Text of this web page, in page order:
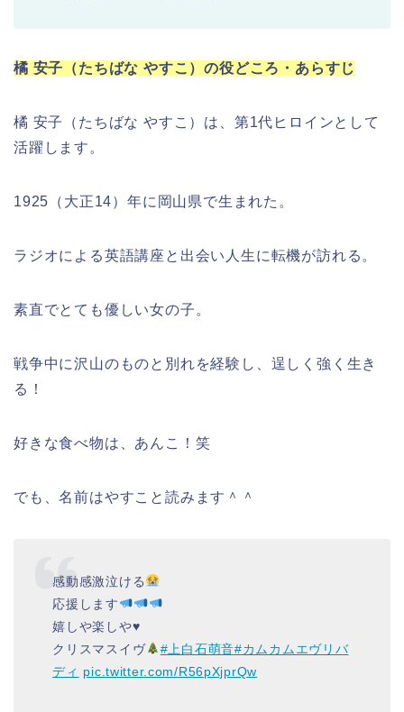
橘 安子（たちばな やすこ）の役どころ・あらすじ
橘 安子（たちばな やすこ）は、第1代ヒロインとして
活躍します。
1925（大正14）年に岡山県で生まれた。
ラジオによる英語講座と出会い人生に転機が訪れる。
素直でとても優しい女の子。
戦争中に沢山のものと別れを経験し、逞しく強く生き
る！
好きな食べ物は、あんこ！笑
でも、名前はやすこと読みます＾＾
感動感激泣ける
応援します
嬉しや楽しや♥️
クリスマスイヴ
#上白石萌音#カムカムエヴリバ
ディ pic.twitter.com/R56pXjprQw